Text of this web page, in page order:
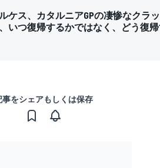
ケス、カタルニアGPの凄惨なクラ
いつ復帰するかではなく、どう復帰
事をシェアもしくは保存